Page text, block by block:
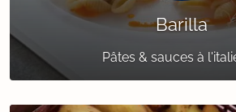
Barilla
Pâtes & sauces à